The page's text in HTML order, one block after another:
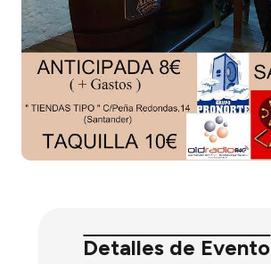
Detalles de Evento